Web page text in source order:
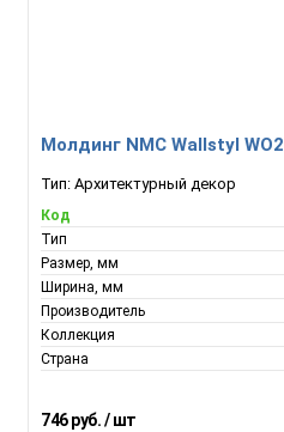
Молдинг NMC Wallstyl WO2
Тип: Архитектурный декор
Код
Тип
Размер, мм
Ширина, мм
Производитель
Коллекция
Страна
746 руб. / шт